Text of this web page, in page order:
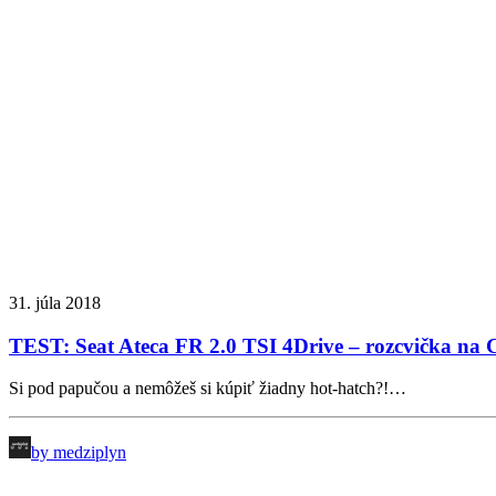
31. júla 2018
TEST: Seat Ateca FR 2.0 TSI 4Drive – rozcvička na
Si pod papučou a nemôžeš si kúpiť žiadny hot-hatch?!…
by medziplyn